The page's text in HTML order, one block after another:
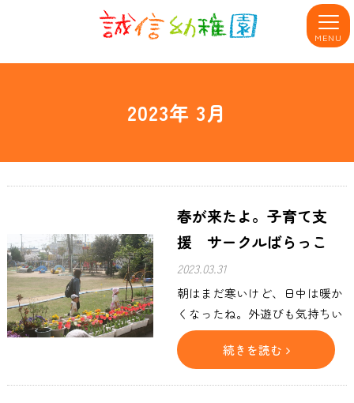
MENU
2023年 3月
春が来たよ。子育て支
援 サークルばらっこ
2023.03.31
朝はまだ寒いけど、日中は暖か
くなったね。外遊びも気持ちい
いね。未就園のよい子さん達も
遊びに来てくれたよ。 チューリ
続きを読む